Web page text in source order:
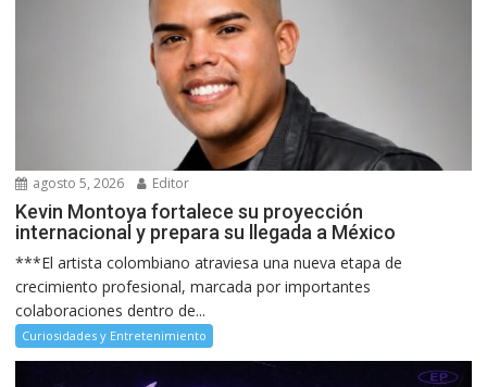
agosto 5, 2026 Editor
Kevin Montoya fortalece su proyección
internacional y prepara su llegada a México
***El artista colombiano atraviesa una nueva etapa de
crecimiento profesional, marcada por importantes
colaboraciones dentro de...
Curiosidades y Entretenimiento